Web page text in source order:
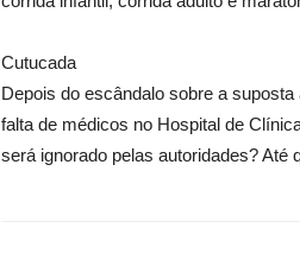
Cutucada
Depois do escândalo sobre a
falta de médicos no Hospital de
será ignorado pelas autoridades? Até